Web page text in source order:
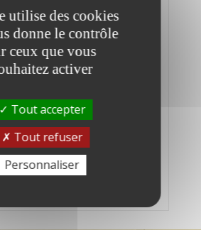
mn)
utilise des cookies
donne le contrôle
ceux que vous
activer
Tout accepter
Tout refuser
Personnaliser